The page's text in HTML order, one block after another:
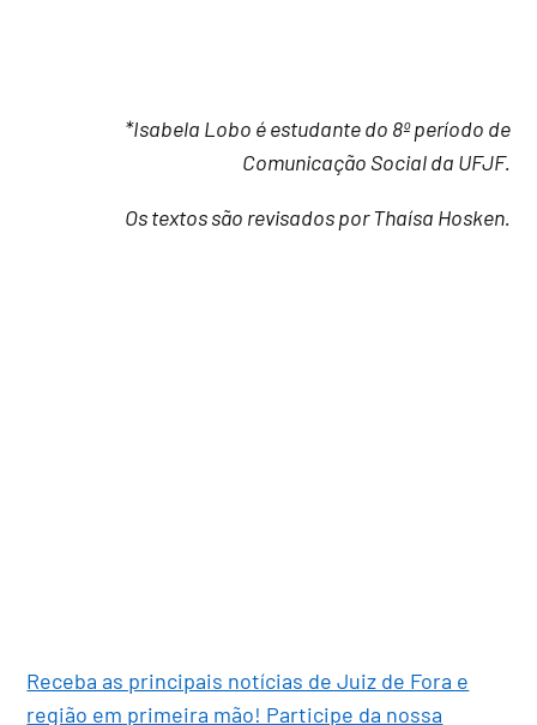
*Isabela Lobo é estudante do 8º período de
Comunicação Social da UFJF.
Os textos são revisados por Thaísa Hosken.
Receba as principais notícias de Juiz de Fora e
região em primeira mão! Participe da nossa